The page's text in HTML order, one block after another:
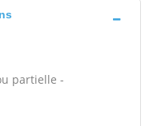
partielle -